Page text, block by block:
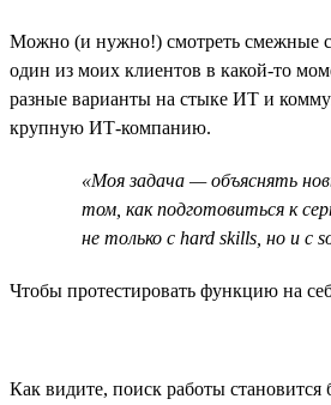
Можно (и нужно!) смотреть смежные
один из моих клиентов в какой-то
разные варианты на стыке ИТ и
крупную ИТ-компанию.
«Моя задача — объяснять
том, как подготовиться к
не только с hard skills, но и с
Чтобы протестировать функцию на
Как видите, поиск работы